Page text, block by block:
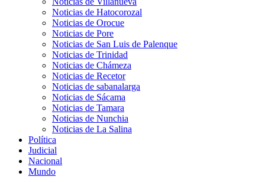
Noticias de Hatocorozal
Noticias de Orocue
Noticias de Pore
Noticias de San Luis de Palenque
Noticias de Trinidad
Noticias de Chámeza
Noticias de Recetor
Noticias de sabanalarga
Noticias de Sácama
Noticias de Tamara
Noticias de Nunchia
Noticias de La Salina
Política
Judicial
Nacional
Mundo